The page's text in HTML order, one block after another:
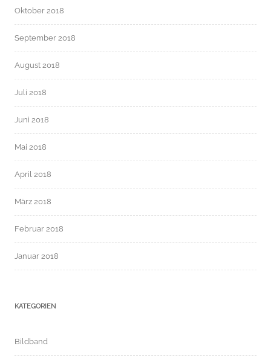
Oktober 2018
September 2018
August 2018
Juli 2018
Juni 2018
Mai 2018
April 2018
März 2018
Februar 2018
Januar 2018
KATEGORIEN
Bildband